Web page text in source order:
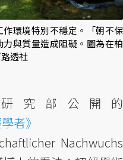
環境特別不穩定。「朝不保
與質量造成阻礙。圖為在柏
透社
究部公開的
者》
Nachwuchs